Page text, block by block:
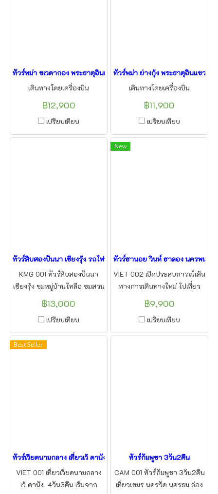
ทัวร์พม่า ชเวดากอง พระธาตุอินแขวน ย่างกุ้ง 3วัน2คืน บิน NOK AIR
เดินทางโดยเครื่องบิน
฿12,900
เปรียบเทียบ
ทัวร์พม่า ย่างกุ้ง พระธาตุอินแขวน
เดินทางโดยเครื่องบิน
฿11,900
เปรียบเทียบ
ทัวร์สิบสองปันนา เชียงรุ้ง รถไฟฟ้า 4วัน3คืน เริ่มจากหนองคาย
KMG 001 ทัวร์สิบสองปันนา
เชียงรุ้ง ชมหมู่บ้านไทลือ ชมสวน
ป่าดงดิบ วัดหลวง สัมผัสเส้นทาง
รถไฟฟ้าความเร็วสูง จาก
เวียงจันทน์
฿13,000
เปรียบเทียบ
New
ทัวร์ฮานอย วินห์ ฮาลอง นครพนม
VIET 002 เปิดประสบการณ์เส้น
ทางการเดินทางใหม่ ไปเที่ยว
ฮานอย โดยรถ ผ่านข้าม 3
ประเทศ ไทย ลาว เวียดนาม
สัมผัสวิถีชีวิต ชาวบ้านสองข้าง
ทาง ระหว่างเดินทางไปฮานอย
฿9,900
เปรียบเทียบ
Best Seller
ทัวร์เวียดนามกลาง เที่ยวเว้ ดานัง ฮอยอัน 4วัน3คืน โดยรถ จากมุกดาห
VIET 001 เที่ยวเวียดนามกลาง
เว้ ดานัง 4วัน3คืน เริ่มจาก
ทัวร์กัมพูชา 3วัน2คืน
CAM 001 ทัวร์กัมพูชา 3วัน2คืน
เที่ยวเขมร นครวัด นครธม ล่อง